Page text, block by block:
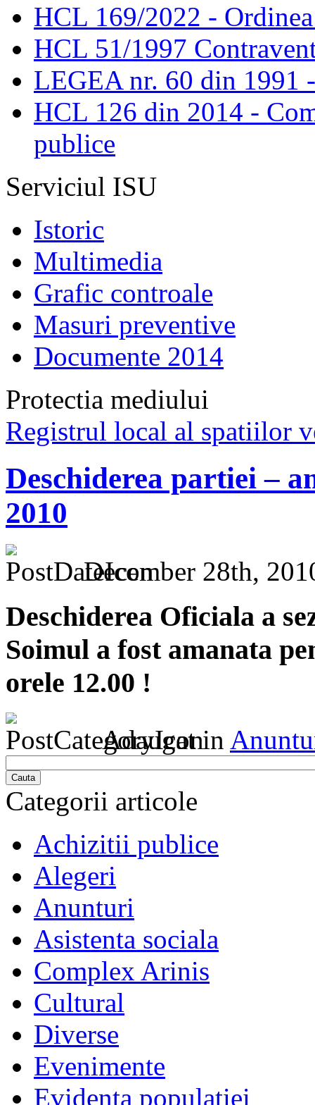
HCL 169/2022 -
HCL 51/1997
LEGEA nr. 60 din 1991
HCL 126 din 2014 -
publice
Serviciul ISU
Istoric
Multimedia
Grafic controale
Masuri preventive
Documente 2014
Protectia mediului
Registrul local al spatiilor
Deschiderea partiei –
2010
December 28th,
Deschiderea Oficiala a
Soimul a fost amanata
orele 12.00 !
Adaugat in
Cauta
Categorii articole
Achizitii publice
Alegeri
Anunturi
Asistenta sociala
Complex Arinis
Cultural
Diverse
Evenimente
Evidenta populatiei